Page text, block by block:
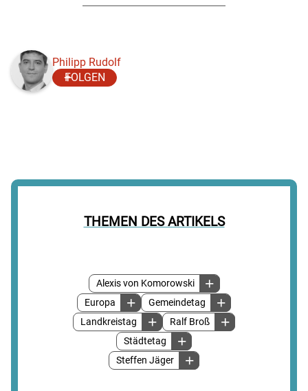
THEMEN DES ARTIKELS
Alexis von Komorowski
Europa
Gemeindetag
Landkreistag
Ralf Broß
Städtetag
Steffen Jäger
Philipp Rudolf
FOLGEN